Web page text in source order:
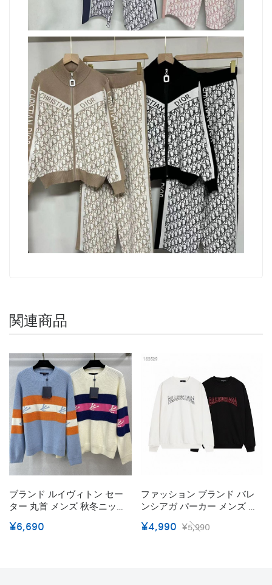
関連商品
ブランド ルイヴィトン セー
ター 丸首 メンズ 秋冬ニット
ルオーバー ファション 人気
¥6,690
ファッション ブランド バレ
ンシアガ パーカー メンズ 黒
白 BALENCIAGA 長袖Tシャツ
裏起毛 暖かい トレーナー 女
¥4,990 ¥5,990